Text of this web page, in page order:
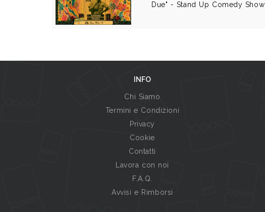
Due" - Stand Up Comedy Show
INFO
Chi Siamo
Termini e Condizioni
Privacy
Cookie
Contatti
Lavora con noi
F.A.Q.
Avvisi e Rimborsi